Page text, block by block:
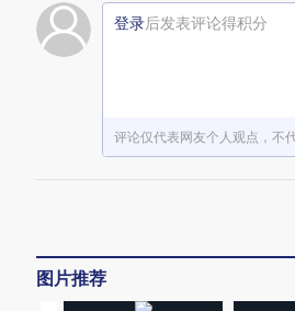
登录后发表评论得积分
评论仅代表网友个人观点，不
图片推荐